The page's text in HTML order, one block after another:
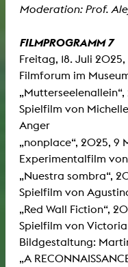
Moderation: Prof.
FILMPROGRAMM 7
Freitag, 18. Juli
Filmforum im
„Mutterseelenallein“,
Spielfilm von
Anger
„nonplace“, 2025, 9
Experimentalfilm
„Nuestra sombra“,
Spielfilm von
„Red Wall Fiction“,
Spielfilm von
Bildgestaltung:
„A